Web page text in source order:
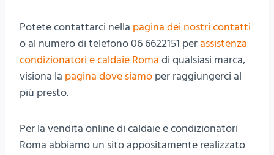
Potete contattarci nella pagina dei nostri contatti
o al numero di telefono 06 6622151 perassistenza
condizionatori e caldaie Roma di qualsiasi marca,
visiona la pagina dove siamo per raggiungerci al
più presto.
Per la vendita online di caldaie e condizionatori
Roma abbiamo un sito appositamente realizzato